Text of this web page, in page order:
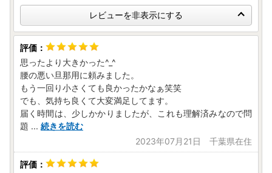
レビューを非表示にする
思ったより大きかった^_^
腰の悪い旦那用に頼みました。
もう一回り小さくても良かったかなぁ笑笑
でも、気持ち良くて大変満足してます。
届く時間は、少しかかりましたが、これも理解済みなので問
題 ... 続きを読む
2023年07月21日 千葉県在住